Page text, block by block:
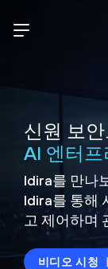
신원 보안
AI 엔터프
Idira를 만나
Idira를 통해
고 제어하며
비디오 시청